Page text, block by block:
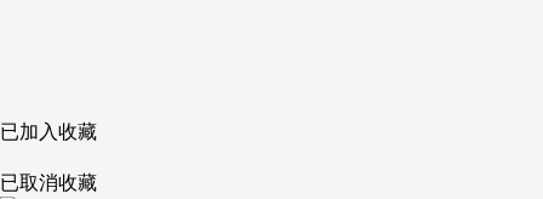
已加入收藏
已取消收藏